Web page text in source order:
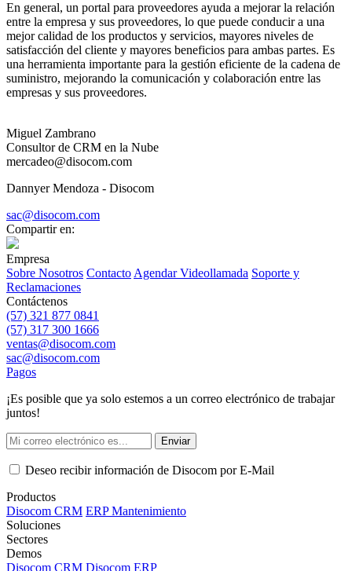
En general, un portal para proveedores ayuda a mejorar la relación
entre la empresa y sus proveedores, lo que puede conducir a una
mejor calidad de los productos y servicios, mayores niveles de
satisfacción del cliente y mayores beneficios para ambas partes. Es
una herramienta importante para la gestión eficiente de la cadena de
suministro, mejorando la comunicación y colaboración entre las
empresas y sus proveedores.
Miguel Zambrano
Consultor de CRM en la Nube
mercadeo@disocom.com
Dannyer Mendoza - Disocom
sac@disocom.com
Compartir en:
Empresa
Sobre Nosotros Contacto Agendar Videollamada Soporte y
Reclamaciones
Contáctenos
(57) 321 877 0841
(57) 317 300 1666
ventas@disocom.com
sac@disocom.com
Pagos
¡Es posible que ya solo estemos a un correo electrónico de trabajar
juntos!
Enviar
Deseo recibir información de Disocom por E-Mail
Productos
Disocom CRM ERP Mantenimiento
Soluciones
Sectores
Demos
Disocom CRM Disocom ERP